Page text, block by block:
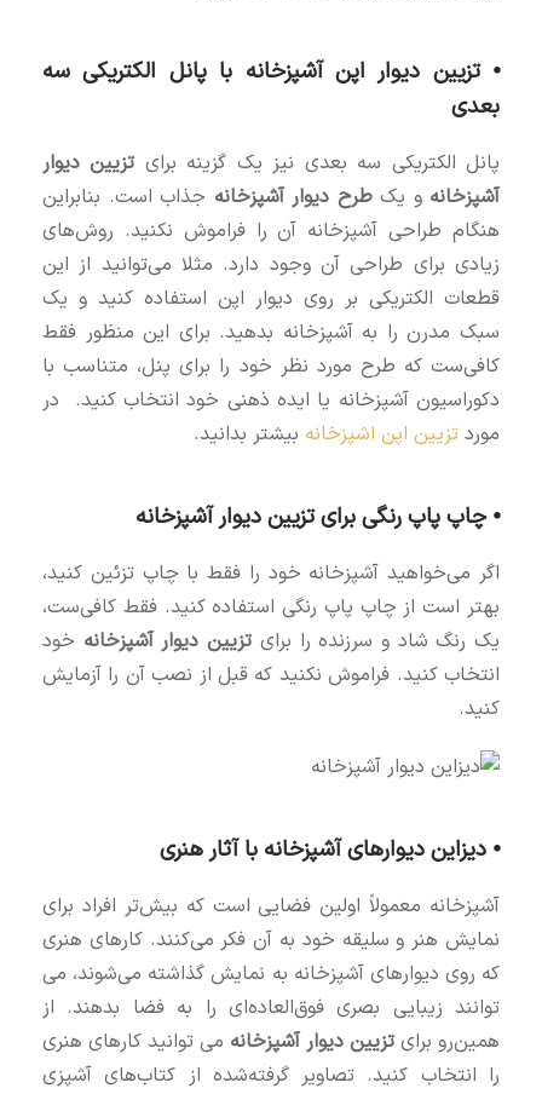
⦁ تزیین دیوار اپن آشپزخانه با پانل الکتریکی سه
بعدی
پانل الکتریکی سه بعدی نیز یک گزینه برای تزیین دیوار
آشپزخانه و یکطرح دیوار آشپزخانه جذاب است. بنابراین
هنگام طراحی آشپزخانه آن را فراموش نکنید. روش‌های
زیادی برای طراحی آن وجود دارد. مثلا می‌توانید از این
قطعات الکتریکی بر روی دیوار اپن استفاده کنید و یک
سبک مدرن را به آشپزخانه بدهید. برای این منظور فقط
کافی‌ست که طرح مورد نظر خود را برای پنل، متناسب با
دکوراسیون آشپزخانه یا ایده ذهنی خود انتخاب کنید. در
مورد تزیین اپن اشپزخانه بیشتر بدانید.
⦁ چاپ پاپ رنگی برای تزیین دیوار آشپزخانه
اگر می‌خواهید آشپزخانه خود را فقط با چاپ تزئین کنید،
بهتر است از چاپ پاپ رنگی استفاده کنید. فقط کافی‌ست،
یک رنگ شاد و سرزنده را برای تزیین دیوار آشپزخانه خود
انتخاب کنید. فراموش نکنید که قبل از نصب آن را آزمایش
کنید.
⦁ دیزاین دیوارهای آشپزخانه با آثار هنری
آشپزخانه معمولاً اولین فضایی است که بیش‌تر افراد برای
نمایش هنر و سلیقه خود به آن فکر می‌کنند. کارهای هنری
که روی دیوارهای آشپزخانه به نمایش گذاشته می‌شوند، می
توانند زیبایی بصری فوق‌العاده‌ای را به فضا بدهند. از
همین‌رو برای تزیین دیوار آشپزخانه می توانید کارهای هنری
را انتخاب کنید. تصاویر گرفته‌شده از کتاب‌های آشپزی